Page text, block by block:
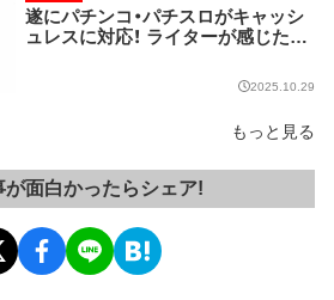
遂にパチンコ・パチスロがキャッシ
ュレスに対応！ ライターが感じた課
2025.10.29
もっと見る
が面白かったらシェア!